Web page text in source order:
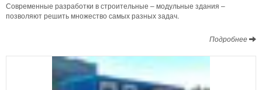
Современные разработки в строительные – модульные здания –
позволяют решить множество самых разных задач.
Подробнее